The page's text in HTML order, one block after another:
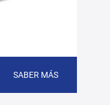
SABER MÁS